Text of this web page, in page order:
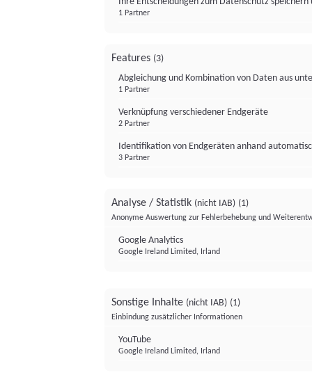
1 Partner
Features (3)
Abgleichung und Kombination von Daten aus
1 Partner
Verknüpfung verschiedener Endgeräte
2 Partner
Identifikation von Endgeräten anhand
3 Partner
Analyse / Statistik (nicht IAB) (1)
Anonyme Auswertung zur Fehlerbehebung und
Google Analytics
Google Ireland Limited, Irland
Sonstige Inhalte (nicht IAB) (1)
Einbindung zusätzlicher Informationen
YouTube
Google Ireland Limited, Irland